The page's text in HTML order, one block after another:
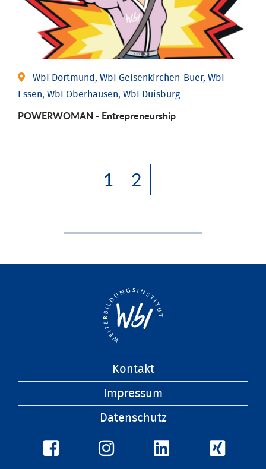
WbI Dortmund, WbI Gelsenkirchen-Buer, WbI
Essen, WbI Oberhausen, WbI Duisburg
POWERWOMAN - Entrepreneurship
1 2
Kontakt
Impressum
Datenschutz